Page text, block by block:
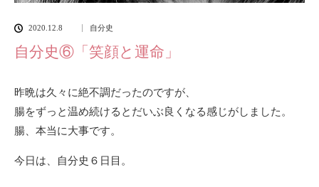
2020.12.8 自分史
自分史⑥「笑顔と運命」
昨晩は久々に絶不調だったのですが、
腸をずっと温め続けるとだいぶ良くなる感じがしました。
腸、本当に大事です。
今日は、自分史６日目。